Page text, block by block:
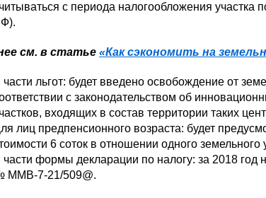
с периода налогообложения участка
см. в статье «Как сэкономить на
части льгот: будет введено освобождение от
с законодательством об
входящих в состав территории таких
лиц предпенсионного возраста: будет
6 соток в отношении одного
части формы декларации по налогу: за 2018 год
ММВ-7-21/509@.